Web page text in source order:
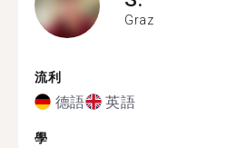
Graz
流利
德語 英語
學